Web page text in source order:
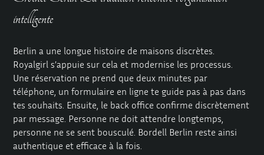
intelligente
Berlin a une longue histoire de maisons discrètes.
Royalgirl s’appuie sur cela et modernise les processus.
Une réservation ne prend que deux minutes par
téléphone, un formulaire en ligne te guide pas à pas dans
tes souhaits. Ensuite, le back office confirme discrètement
par message. Personne ne doit attendre longtemps,
personne ne se sent bousculé. Bordell Berlin reste ainsi
authentique et efficace à la fois.